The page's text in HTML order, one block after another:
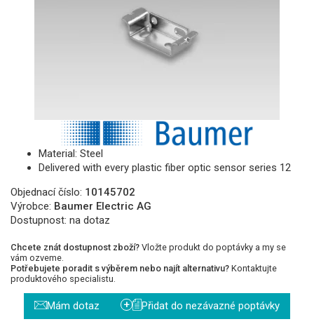
Material: Steel
Delivered with every plastic fiber optic sensor series 12
Objednací číslo: 10145702
Výrobce: Baumer Electric AG
Dostupnost: na dotaz
Chcete znát dostupnost zboží? Vložte produkt do poptávky a my se
vám ozveme.
Potřebujete poradit s výběrem nebo najít alternativu? Kontaktujte
produktového specialistu.
Mám dotaz + Přidat do nezávazné poptávky